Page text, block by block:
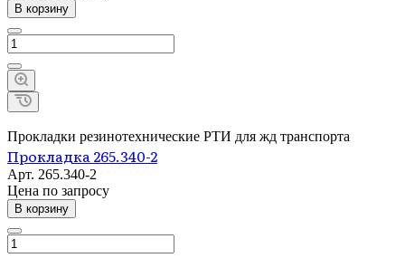
В корзину
Прокладки резинотехнические РТИ для жд транспорта
Прокладка 265.340-2
Арт. 265.340-2
Цена по запросу
В корзину